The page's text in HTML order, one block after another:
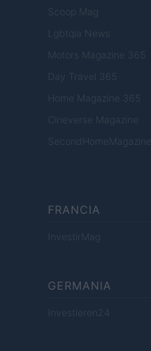
Scoop Mag
Lgbtqia News
Motors Magazine 365
Day Travel 365
Home Magazine 365
Cineverse Magazine
SecondHomeMagazine
FRANCIA
InvestirMag
GERMANIA
Investieren24